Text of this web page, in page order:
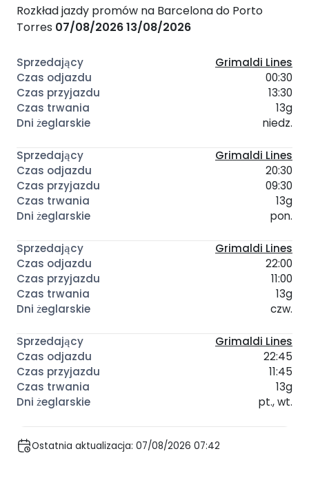
Rozkład jazdy promów na Barcelona do Porto
Torres 07/08/202613/08/2026
Grimaldi Lines
00:30
13:30
13g
niedz.
Grimaldi Lines
20:30
09:30
13g
pon.
Grimaldi Lines
22:00
11:00
13g
czw.
Grimaldi Lines
22:45
11:45
13g
pt., wt.
Ostatnia aktualizacja: 07/08/2026 07:42